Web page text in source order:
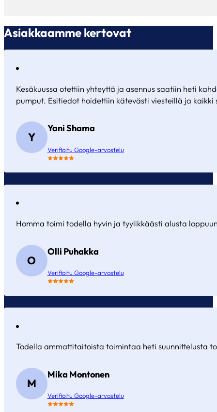
Asiakkaamme kertovat
Kesäkuussa otettiin yhteyttä ja asennus saatiin heti
pumput. Esitiedot hoidettiin kätevästi viesteillä ja kaikki
Y
Yani Shama
Verifioitu Google-arvostelu
Homma toimi todella hyvin ja tyylikkäästi alusta
O
Olli Puhakka
Verifioitu Google-arvostelu
Todella ammattitaitoista toimintaa heti suunnittelusta
M
Mika Montonen
Verifioitu Google-arvostelu